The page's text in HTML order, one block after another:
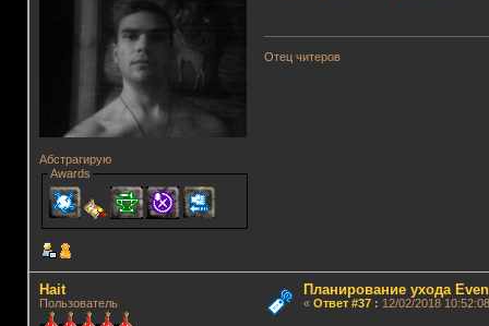
Абстрагирую
Awards
Отец читеров
Hait
Пользователь
Планирование ухода
« Ответ #37: 12/02/2018